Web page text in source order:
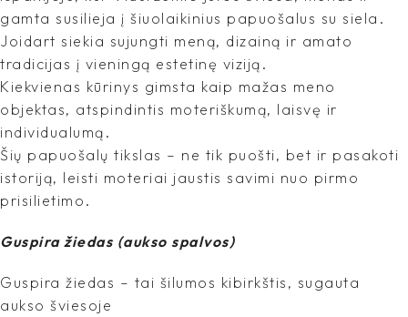
gamta susilieja į šiuolaikinius papuošalus su siela.
Joidart siekia sujungti meną, dizainą ir amato
tradicijas į vieningą estetinę viziją.
Kiekvienas kūrinys gimsta kaip mažas meno
objektas, atspindintis moteriškumą, laisvę ir
individualumą.
Šių papuošalų tikslas – ne tik puošti, bet ir pasakoti
istoriją, leisti moteriai jaustis savimi nuo pirmo
prisilietimo.
Guspira žiedas (aukso spalvos)
Guspira žiedas – tai šilumos kibirkštis, sugauta
aukso šviesoje